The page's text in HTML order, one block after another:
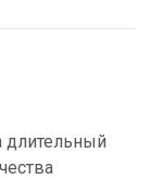
длительный